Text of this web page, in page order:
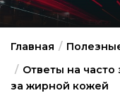
Главная
Ответы на
за жирной кожей